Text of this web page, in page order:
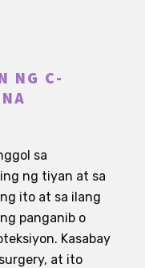
NG C-
sa
ng tiyan at sa
ito at sa ilang
panganib o
Kasabay
at ito